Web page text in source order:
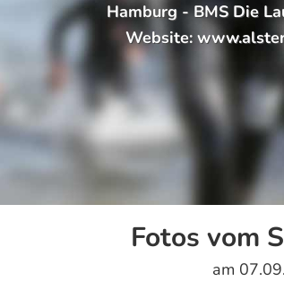
Hamburg - BMS Die
Website:
Fotos vom
am